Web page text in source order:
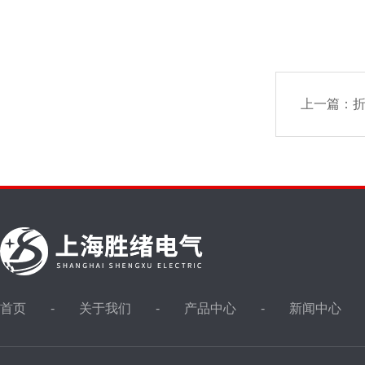
上一篇：
首页 关于我们 产品中心 新闻中心